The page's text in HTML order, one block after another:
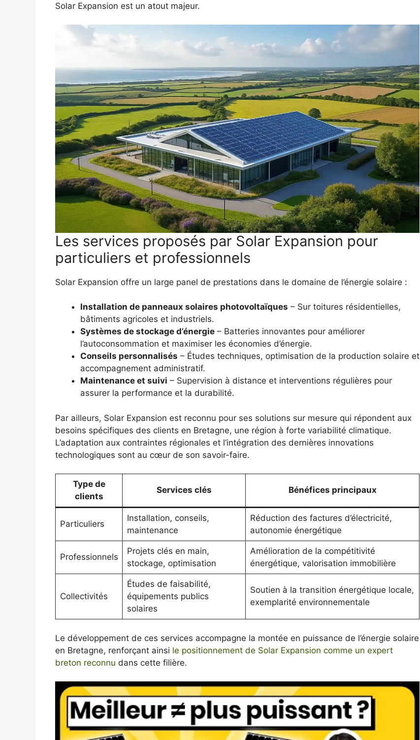
Solar Expansion est un atout majeur.
Les services proposés par Solar Expansion pour
particuliers et professionnels
Solar Expansion offre un large panel de prestations dans le domaine de l’énergie solaire :
Installation de panneaux solaires photovoltaïques – Sur toitures résidentielles,
bâtiments agricoles et industriels.
Systèmes de stockage d’énergie – Batteries innovantes pour améliorer
l’autoconsommation et maximiser les économies d’énergie.
Conseils personnalisés – Études techniques, optimisation de la production solaire et
accompagnement administratif.
Maintenance et suivi – Supervision à distance et interventions régulières pour
assurer la performance et la durabilité.
Par ailleurs, Solar Expansion est reconnu pour ses solutions sur mesure qui répondent aux
besoins spécifiques des clients en Bretagne, une région à forte variabilité climatique.
L’adaptation aux contraintes régionales et l’intégration des dernières innovations
technologiques sont au cœur de son savoir-faire.
Type de
clients
Services clés Bénéfices principaux
Particuliers
Installation, conseils,
maintenance
Réduction des factures d’électricité,
autonomie énergétique
Professionnels
Projets clés en main,
stockage, optimisation
Amélioration de la compétitivité
énergétique, valorisation immobilière
Collectivités
Études de faisabilité,
équipements publics
solaires
Soutien à la transition énergétique locale,
exemplarité environnementale
Le développement de ces services accompagne la montée en puissance de l’énergie solaire
en Bretagne, renforçant ainsi le positionnement de Solar Expansion comme un expert
breton reconnu dans cette filière.